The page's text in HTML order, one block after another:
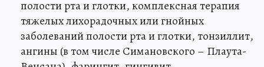
полости рта и глотки, комплексная терапия
тяжелых лихорадочных или гнойных
заболеваний полости рта и глотки, тонзиллит,
ангины (в том числе Симановского – Плаута-